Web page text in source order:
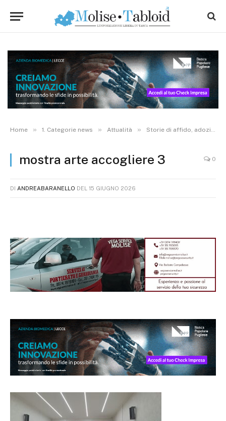
Home » 1. Categorie news » Attualità » Storie di affido, adozione e speranza: inaugurata mostra dedicata all’arte dell’accoglienza. FOTO
mostra arte accogliere 3 0
DI ANDREABARANELLO DEL 15 GIUGNO 2026